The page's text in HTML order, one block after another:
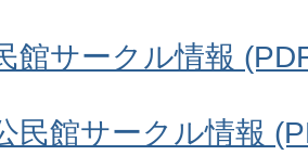
館サークル情報
民館サークル情報